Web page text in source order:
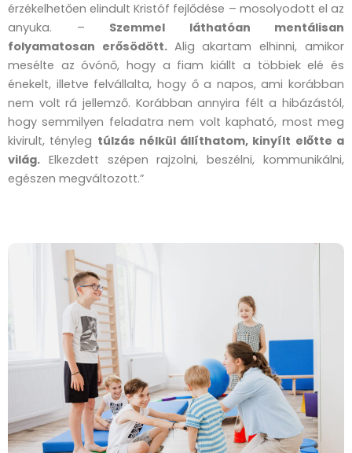
érzékelhetően elindult Kristóf fejlődése – mosolyodott el az
anyuka. – Szemmel láthatóan mentálisan
folyamatosan erősödött. Alig akartam elhinni, amikor
mesélte az óvónő, hogy a fiam kiállt a többiek elé és
énekelt, illetve felvállalta, hogy ő a napos, ami korábban
nem volt rá jellemző. Korábban annyira félt a hibázástól,
hogy semmilyen feladatra nem volt kapható, most meg
kivirult, tényleg túlzás nélkül állíthatom, kinyílt előtte a
világ. Elkezdett szépen rajzolni, beszélni, kommunikálni,
egészen megváltozott.”